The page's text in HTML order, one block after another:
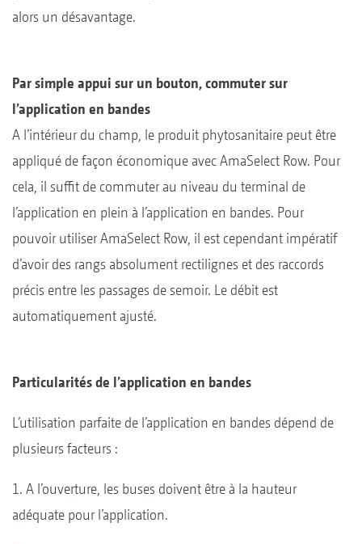
alors un désavantage.
Par simple appui sur un bouton, commuter sur
l’application en bandes
A l’intérieur du champ, le produit phytosanitaire peut être
appliqué de façon économique avec AmaSelect Row. Pour
cela, il suffit de commuter au niveau du terminal de
l’application en plein à l’application en bandes. Pour
pouvoir utiliser AmaSelect Row, il est cependant impératif
d’avoir des rangs absolument rectilignes et des raccords
précis entre les passages de semoir. Le débit est
automatiquement ajusté.
Particularités de l’application en bandes
L’utilisation parfaite de l’application en bandes dépend de
plusieurs facteurs :
1. A l’ouverture, les buses doivent être à la hauteur
adéquate pour l’application.